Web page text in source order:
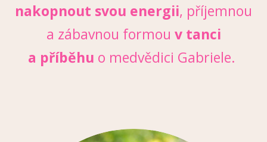
nakopnout svou energii, příjemnou
a zábavnou formou v tanci
a příběhu o medvědici Gabriele.